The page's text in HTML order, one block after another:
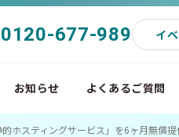
0120-677-989 イ
お知らせ よくあるご質問
ホスティングサービス」を6ヶ月無償